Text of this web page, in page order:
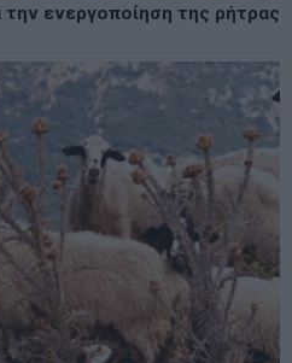
ενεργοποίηση της ρήτρας